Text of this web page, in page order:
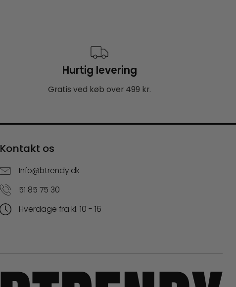
Hurtig levering
Gratis ved køb over 499 kr.
Kontakt os
Info@btrendy.dk
51 85 75 30
Hverdage fra kl. 10 - 16